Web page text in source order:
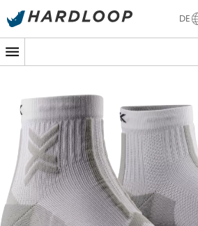
DE
Sommerangebote🔥 -5% EXTRA